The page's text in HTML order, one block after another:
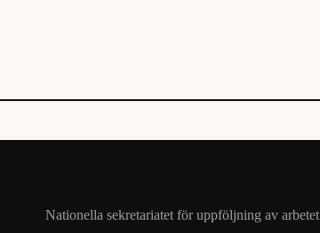
Nationella sekretariatet för uppföljning av